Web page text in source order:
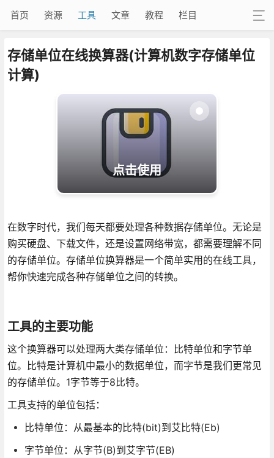
首页 资源 工具 文章 教程 栏目
存储单位在线换算器(计算机数字存储单位
计算)
点击使用
在数字时代，我们每天都要处理各种数据存储单位。无论是
购买硬盘、下载文件，还是设置网络带宽，都需要理解不同
的存储单位。存储单位换算器是一个简单实用的在线工具，
帮你快速完成各种存储单位之间的转换。
工具的主要功能
这个换算器可以处理两大类存储单位：比特单位和字节单
位。比特是计算机中最小的数据单位，而字节是我们更常见
的存储单位。1字节等于8比特。
工具支持的单位包括：
比特单位：从最基本的比特(bit)到艾比特(Eb)
字节单位：从字节(B)到艾字节(EB)